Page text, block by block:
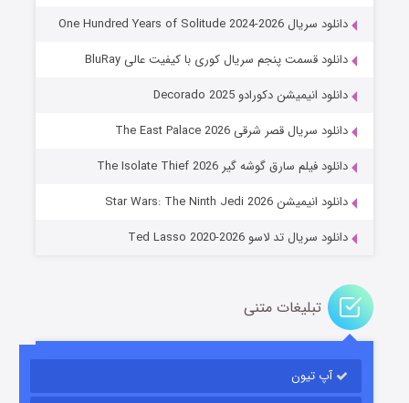
جادوگری در مغولستان
قسمت۱۴ (زیرنویس) منتشر شد
دانلود سریال One Hundred Years of Solitude 2024-2026
دانلود قسمت پنجم سریال کوری با کیفیت عالی BluRay
دانلود انیمیشن دکورادو Decorado 2025
دانلود سریال قصر شرقی The East Palace 2026
دانلود فیلم سارق گوشه گیر The Isolate Thief 2026
دانلود انیمیشن Star Wars: The Ninth Jedi 2026
دانلود سریال تد لاسو Ted Lasso 2020-2026
تبلیغات متنی
آپ تیون